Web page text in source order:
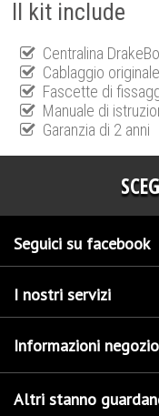
Il kit include
Centralina
Cablaggio
Fascette di
Manuale di
Garanzia di 2 anni
Seguici su facebook
I nostri servizi
Informazioni negozio
Altri stanno